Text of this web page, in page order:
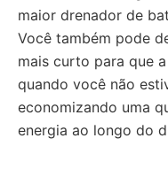
maior drenador de
Você também pode
mais curto para que
quando você não
economizando uma
energia ao longo do